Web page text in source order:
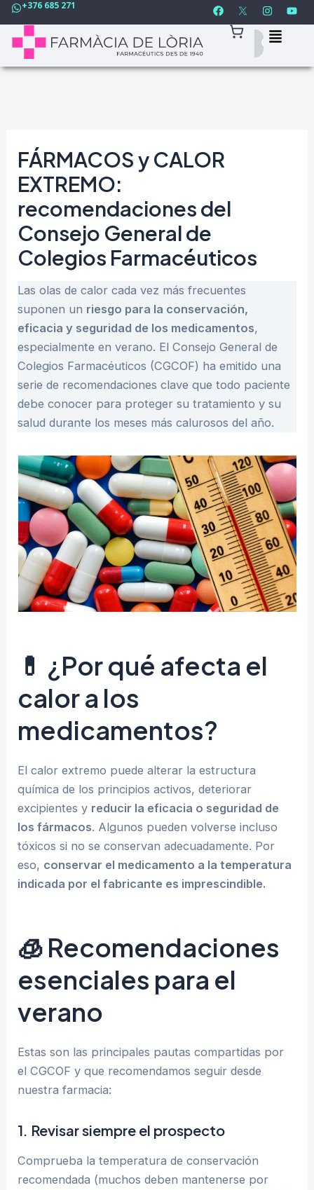
al
contenido
+376 685 271 F
a
c
o
I
n
s
t
a
r
Y
o
u
e
FÁRMACOS y CALOR
EXTREMO:
recomendaciones del
Consejo General de
Colegios Farmacéuticos
Las olas de calor cada vez más frecuentes
suponen un riesgo para la conservación,
eficacia y seguridad de los medicamentos,
especialmente en verano. El Consejo General de
Colegios Farmacéuticos (CGCOF) ha emitido una
serie de recomendaciones clave que todo paciente
debe conocer para proteger su tratamiento y su
salud durante los meses más calurosos del año.
💊 ¿Por qué afecta el
calor a los
medicamentos?
El calor extremo puede alterar la estructura
química de los principios activos, deteriorar
excipientes y reducir la eficacia o seguridad de
los fármacos. Algunos pueden volverse incluso
tóxicos si no se conservan adecuadamente. Por
eso, conservar el medicamento a la temperatura
indicada por el fabricante es imprescindible.
🧊 Recomendaciones
esenciales para el
verano
Estas son las principales pautas compartidas por
el CGCOF y que recomendamos seguir desde
nuestra farmacia:
1. Revisar siempre el prospecto
Comprueba la temperatura de conservación
recomendada (muchos deben mantenerse por
Navegación
de
entradas